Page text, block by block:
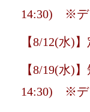
14:30) ※デ
【8/12(水)
【8/19(水)
14:30) ※デ